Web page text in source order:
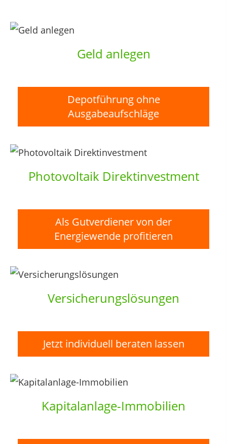
Geld anlegen
Depotführung ohne
Ausgabeaufschläge
Photovoltaik Direktinvestment
Als Gutverdiener von der
Energiewende profitieren
Versicherungslösungen
Jetzt individuell beraten lassen
Kapitalanlage-Immobilien